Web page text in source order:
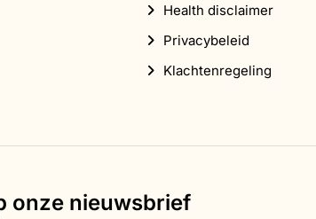
Health disclaimer
Privacybeleid
Klachtenregeling
onze nieuwsbrief